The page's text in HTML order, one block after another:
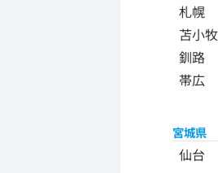
札幌
苫小牧
釧路
帯広
宮城県
仙台